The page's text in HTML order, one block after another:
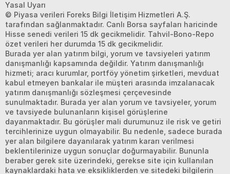
Yasal Uyarı
© Piyasa verileri Foreks Bilgi İletişim Hizmetleri A.Ş.
tarafından sağlanmaktadır. Canlı Borsa sayfaları haricinde
Hisse senedi verileri 15 dk gecikmelidir. Tahvil-Bono-Repo
özet verileri her durumda 15 dk gecikmelidir.
Burada yer alan yatırım bilgi, yorum ve tavsiyeleri yatırım
danışmanlığı kapsamında değildir. Yatırım danışmanlığı
hizmeti; aracı kurumlar, portföy yönetim şirketleri, mevduat
kabul etmeyen bankalar ile müşteri arasında imzalanacak
yatırım danışmanlığı sözleşmesi çerçevesinde
sunulmaktadır. Burada yer alan yorum ve tavsiyeler, yorum
ve tavsiyede bulunanların kişisel görüşlerine
dayanmaktadır. Bu görüşler mali durumunuz ile risk ve getiri
tercihlerinize uygun olmayabilir. Bu nedenle, sadece burada
yer alan bilgilere dayanılarak yatırım kararı verilmesi
beklentilerinize uygun sonuçlar doğurmayabilir. Bununla
beraber gerek site üzerindeki, gerekse site için kullanılan
kaynaklardaki hata ve eksikliklerden ve sitedeki bilgilerin